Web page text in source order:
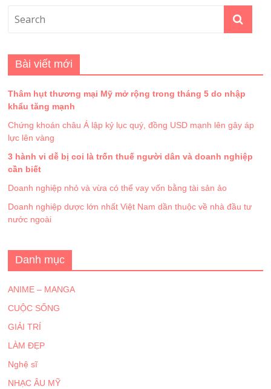
Bài viết mới
Thâm hụt thương mại Mỹ mở rộng trong tháng 5 do nhập
khẩu tăng mạnh
Chứng khoán châu Á lập kỷ lục quý, đồng USD mạnh lên gây áp
lực lên vàng
3 hành vi dễ bị coi là trốn thuế người dân và doanh nghiệp
cần biết
Doanh nghiệp nhỏ và vừa có thể vay vốn bằng tài sản ảo
Doanh nghiệp dược lớn nhất Việt Nam dần thuộc về nhà đầu tư
nước ngoài
Danh mục
ANIME – MANGA
CUỘC SỐNG
GIẢI TRÍ
LÀM ĐẸP
Nghệ sĩ
NHẠC ÂU MỸ